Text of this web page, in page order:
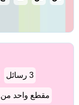
3 رسائل
مقطع واحد من1